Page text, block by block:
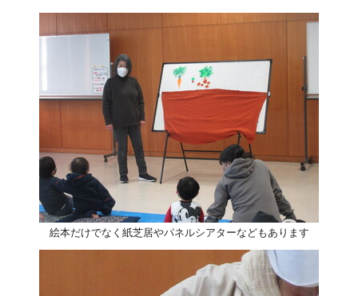
絵本だけでなく紙芝居やパネルシアターなどもあります